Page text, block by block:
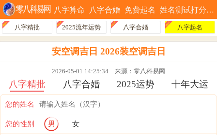
八字算命 八字合婚 免费起名 姓名测试打分
八字精批 2025流年运势 八字合婚 八字起名
安空调吉日 2026装空调吉日
2026-05-01 14:25:34 来源：零八科易网
八字精批 八字合婚 2025运势 十年大运
您的姓名
您的性别 男 女